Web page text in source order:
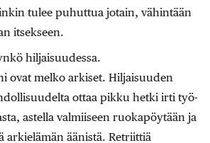
tulee puhuttua jotain, vähintään
itsekseen.
hiljaisuudessa.
ovat melko arkiset. Hiljaisuuden
ottaa pikku hetki irti työ-
astella valmiiseen ruokapöytään ja
arkielämän äänistä. Retriittiä